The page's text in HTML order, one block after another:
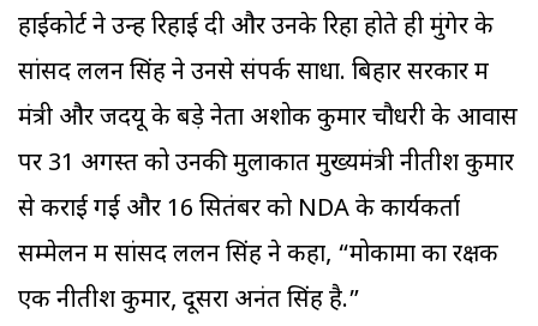
हाईकोर्ट ने उन्हें रिहाई दी और उनके रिहा होते ही मुंगेर के
सांसद ललन सिंह ने उनसे संपर्क साधा. बिहार सरकार में
मंत्री और जदयू के बड़े नेता अशोक कुमार चौधरी के आवास
पर 31 अगस्त को उनकी मुलाकात मुख्यमंत्री नीतीश कुमार
से कराई गई और 16 सितंबर को NDA के कार्यकर्ता
सम्मेलन में सांसद ललन सिंह ने कहा, “मोकामा का रक्षक
एक नीतीश कुमार, दूसरा अनंत सिंह है.”